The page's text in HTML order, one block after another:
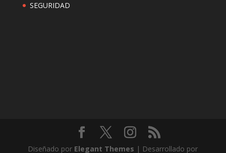
SEGURIDAD
Diseñado por Elegant Themes | Desarrollado por